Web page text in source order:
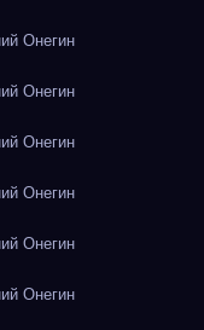
Онегин
Онегин
Онегин
Онегин
Онегин
Онегин